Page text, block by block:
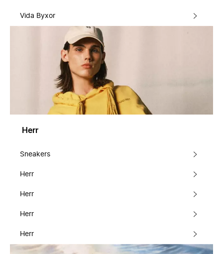
Vida Byxor
Herr
Sneakers
Herr
Herr
Herr
Herr